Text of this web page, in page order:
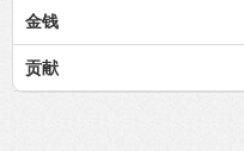
金钱
贡献